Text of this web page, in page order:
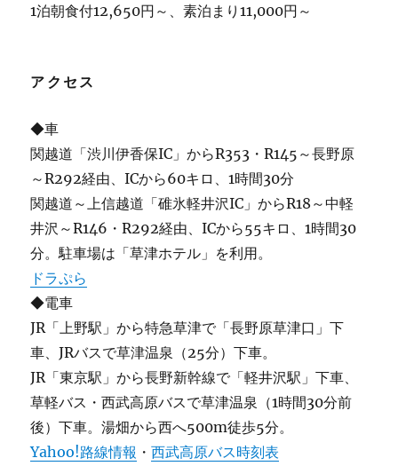
1泊朝食付12,650円～、素泊まり11,000円～
アクセス
◆車
関越道「渋川伊香保IC」からR353・R145～長野原
～R292経由、ICから60キロ、1時間30分
関越道～上信越道「碓氷軽井沢IC」からR18～中軽
井沢～R146・R292経由、ICから55キロ、1時間30
分。駐車場は「草津ホテル」を利用。
ドラぷら
◆電車
JR「上野駅」から特急草津で「長野原草津口」下
車、JRバスで草津温泉（25分）下車。
JR「東京駅」から長野新幹線で「軽井沢駅」下車、
草軽バス・西武高原バスで草津温泉（1時間30分前
後）下車。湯畑から西へ500m徒歩5分。
Yahoo!路線情報 ・西武高原バス時刻表